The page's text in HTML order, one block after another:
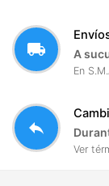
local_shipping A
En
reply
Ver